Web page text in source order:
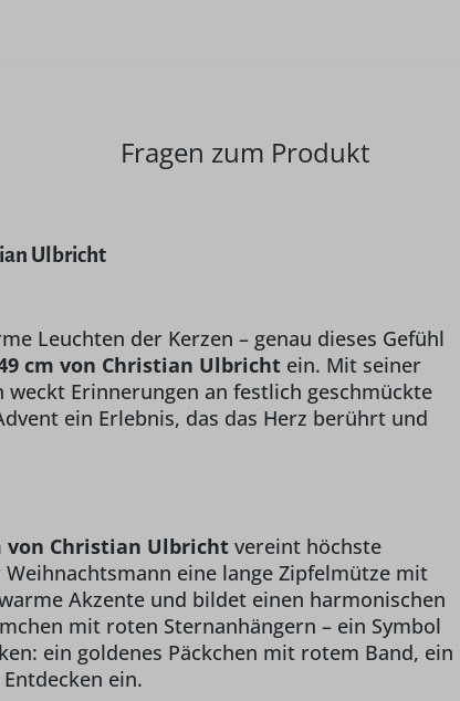
Fragen zum Produkt
Ulbricht
Leuchten der Kerzen – genau dieses Gefühl
cm von Christian Ulbricht ein. Mit seiner
Erinnerungen an festlich geschmückte
ein Erlebnis, das das Herz berührt und
von Christian Ulbricht vereint höchste
eine lange Zipfelmütze mit
Akzente und bildet einen harmonischen
mit roten Sternanhängern – ein Symbol
ein goldenes Päckchen mit rotem Band, ein
ein.